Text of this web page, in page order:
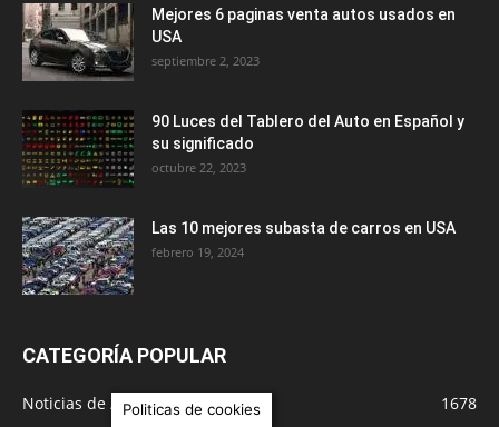
Mejores 6 paginas venta autos usados en
USA
septiembre 2, 2023
90 Luces del Tablero del Auto en Español y
su significado
octubre 22, 2023
Las 10 mejores subasta de carros en USA
febrero 19, 2024
CATEGORÍA POPULAR
Noticias de Autos
1678
Politicas de cookies